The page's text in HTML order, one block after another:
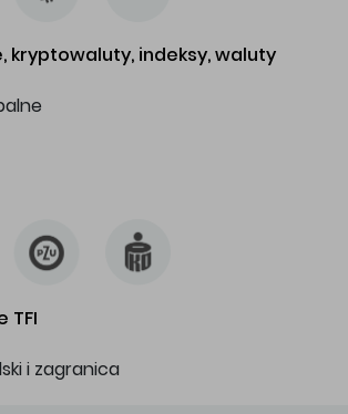
kryptowaluty, indeksy, waluty
TFI
i zagranica